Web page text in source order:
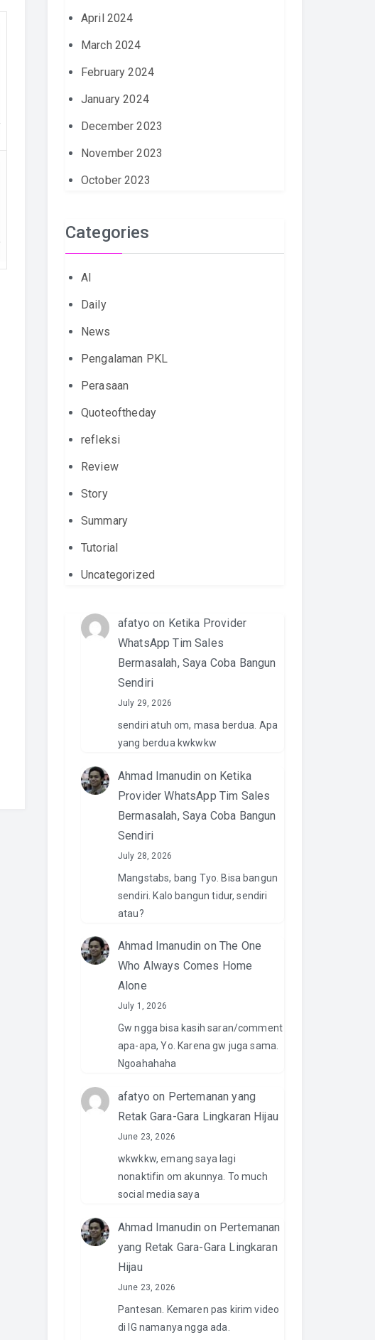
April 2024
March 2024
February 2024
January 2024
December 2023
November 2023
October 2023
Categories
AI
Daily
News
Pengalaman PKL
Perasaan
Quoteoftheday
refleksi
Review
Story
Summary
Tutorial
Uncategorized
afatyo on Ketika Provider
WhatsApp Tim Sales
Bermasalah, Saya Coba Bangun
Sendiri
July 29, 2026
sendiri atuh om, masa berdua. Apa
yang berdua kwkwkw
Ahmad Imanudin on Ketika
Provider WhatsApp Tim Sales
Bermasalah, Saya Coba Bangun
Sendiri
July 28, 2026
Mangstabs, bang Tyo. Bisa bangun
sendiri. Kalo bangun tidur, sendiri
atau?
Ahmad Imanudin on The One
Who Always Comes Home
Alone
July 1, 2026
Gw ngga bisa kasih saran/comment
apa-apa, Yo. Karena gw juga sama.
Ngoahahaha
afatyo on Pertemanan yang
Retak Gara-Gara Lingkaran Hijau
June 23, 2026
wkwkkw, emang saya lagi
nonaktifin om akunnya. To much
social media saya
Ahmad Imanudin on Pertemanan
yang Retak Gara-Gara Lingkaran
Hijau
June 23, 2026
Pantesan. Kemaren pas kirim video
di IG namanya ngga ada.